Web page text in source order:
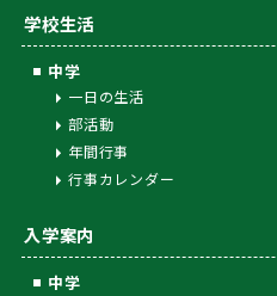
学校生活
中学
一日の生活
部活動
年間行事
行事カレンダー
入学案内
中学